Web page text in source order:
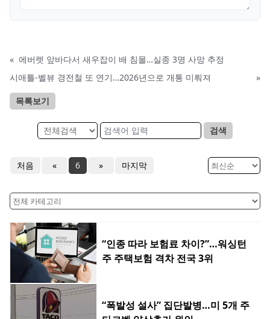
« 에버렛 앞바다서 새우잡이 배 침몰…실종 3명 사망 추정
시애틀-벨뷰 경전철 또 연기…2026년으로 개통 미뤄져
»
목록보기
검색
처음 « 6 » 마지막
“인종 따라 보험료 차이?”…워싱턴
주 주택보험 격차 전국 3위
“폭발성 설사” 집단발병…미 5개 주